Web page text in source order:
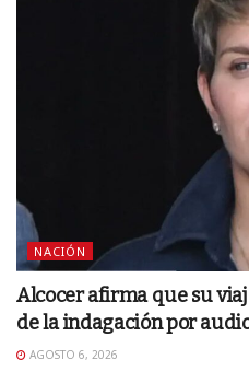
NACIÓN
Alcocer afirma que su
de la indagación por
AGOSTO 6, 2026